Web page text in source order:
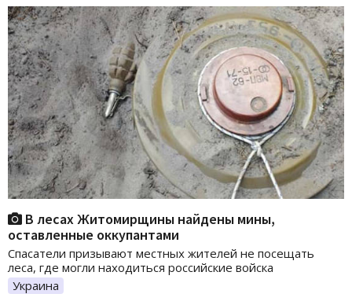
В лесах Житомирщины найдены мины,
оставленные оккупантами
Спасатели призывают местных жителей не посещать
леса, где могли находиться российские войска
Украина